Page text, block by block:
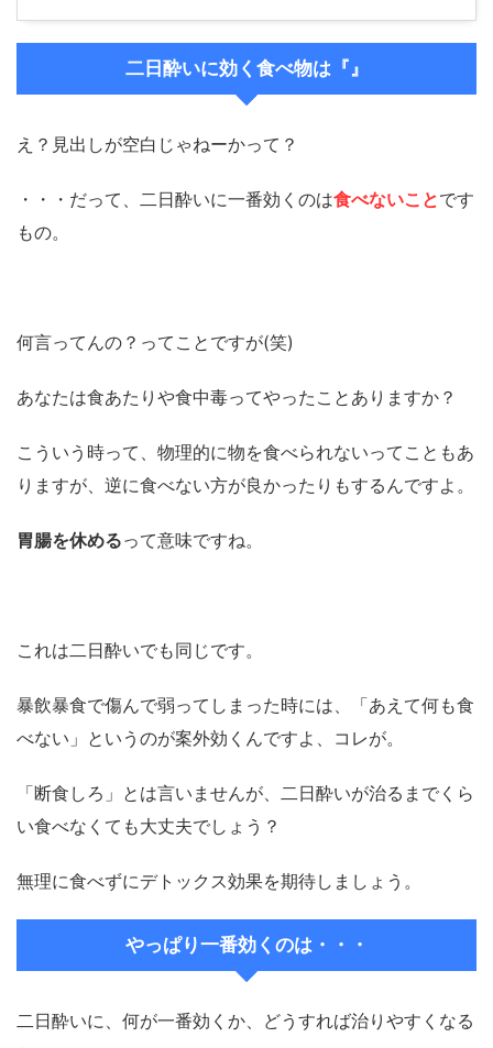
二日酔いに効く食べ物は『』
え？見出しが空白じゃねーかって？
・・・だって、二日酔いに一番効くのは食べないことです
もの。
何言ってんの？ってことですが(笑)
あなたは食あたりや食中毒ってやったことありますか？
こういう時って、物理的に物を食べられないってこともあ
りますが、逆に食べない方が良かったりもするんですよ。
胃腸を休めるって意味ですね。
これは二日酔いでも同じです。
暴飲暴食で傷んで弱ってしまった時には、「あえて何も食
べない」というのが案外効くんですよ、コレが。
「断食しろ」とは言いませんが、二日酔いが治るまでくら
い食べなくても大丈夫でしょう？
無理に食べずにデトックス効果を期待しましょう。
やっぱり一番効くのは・・・
二日酔いに、何が一番効くか、どうすれば治りやすくなる